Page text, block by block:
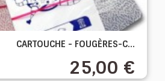
CARTOUCHE - FOUGÈRES-C...
25,00 €